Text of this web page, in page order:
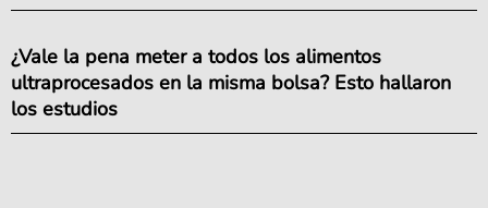
¿Vale la pena meter a todos los alimentos
ultraprocesados en la misma bolsa? Esto hallaron
los estudios